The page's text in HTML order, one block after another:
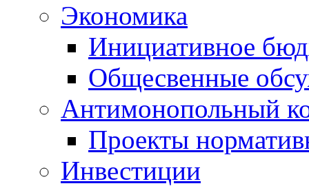
Экономика
Инициативное
Общесвенные
Антимонопольный
Проекты
Инвестиции